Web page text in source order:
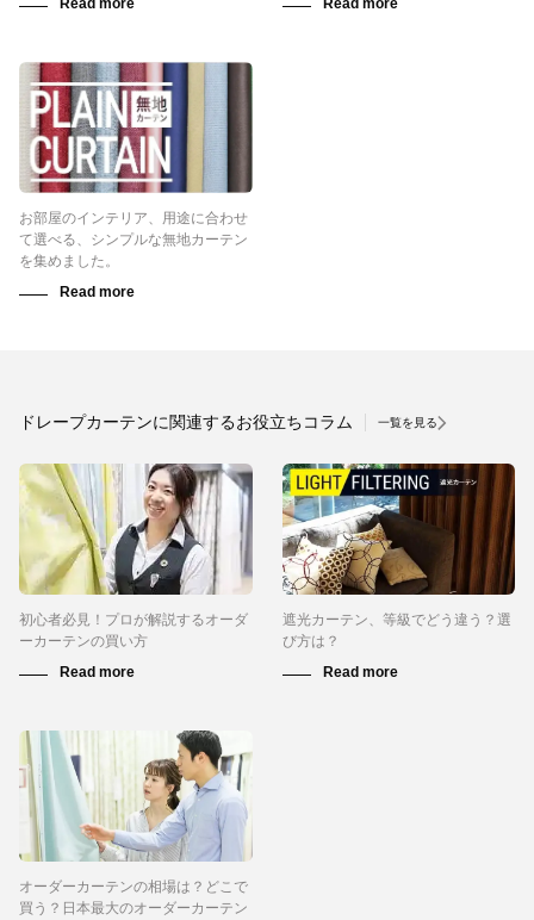
お部屋のインテリア、用途に合わせ
て選べる、シンプルな無地カーテン
を集めました。
ドレープカーテンに関連するお役立ちコラム 一覧を見る
初心者必見！プロが解説するオーダ
ーカーテンの買い方
遮光カーテン、等級でどう違う？選
び方は？
オーダーカーテンの相場は？どこで
買う？日本最大のオーダーカーテン